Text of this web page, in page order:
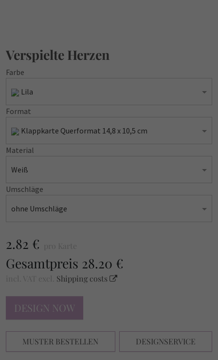
Verspielte Herzen
Farbe
Lila
Format
Klappkarte Querformat 14,8 x 10,5 cm
Material
Weiß
Umschläge
ohne Umschläge
2.82 € pro Karte
Gesamtpreis 28.20 €
incl. VAT excl. Shipping costs
DESIGN NOW
MUSTER BESTELLEN DESIGNSERVICE